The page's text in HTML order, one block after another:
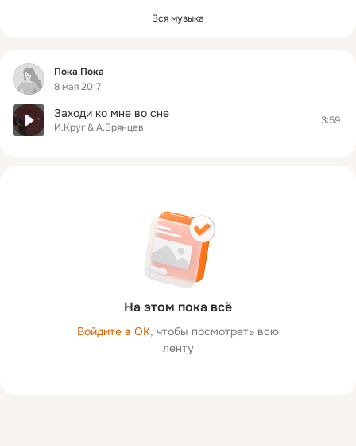
Вся музыка
Фид
Пока Пока
8 мая 2017
Заходи ко мне во сне
И.Круг & А.Брянцев
3:59
На этом пока всё
Войдите в ОК, чтобы посмотреть всю
ленту